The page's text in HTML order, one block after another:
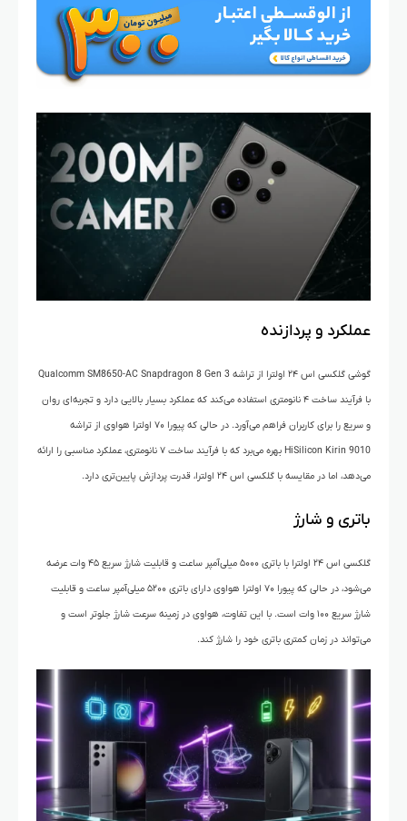
عملکرد و پردازنده
گوشی گلکسی اس ۲۴ اولترا از تراشه Qualcomm SM8650-AC Snapdragon 8 Gen 3
با فرآیند ساخت ۴ نانومتری استفاده می‌کند که عملکرد بسیار بالایی دارد و تجربه‌ای روان
و سریع را برای کاربران فراهم می‌آورد. در حالی که پیورا ۷۰ اولترا هواوی از تراشه
HiSilicon Kirin 9010 بهره می‌برد که با فرآیند ساخت ۷ نانومتری، عملکرد مناسبی را ارائه
می‌دهد، اما در مقایسه با گلکسی اس ۲۴ اولترا، قدرت پردازش پایین‌تری دارد.
باتری و شارژ
گلکسی اس ۲۴ اولترا با باتری ۵۰۰۰ میلی‌آمپر ساعت و قابلیت شارژ سریع ۴۵ وات عرضه
می‌شود، در حالی که پیورا ۷۰ اولترا هواوی دارای باتری ۵۲۰۰ میلی‌آمپر ساعت و قابلیت
شارژ سریع ۱۰۰ وات است. با این تفاوت، هواوی در زمینه سرعت شارژ جلوتر است و
می‌تواند در زمان کمتری باتری خود را شارژ کند.